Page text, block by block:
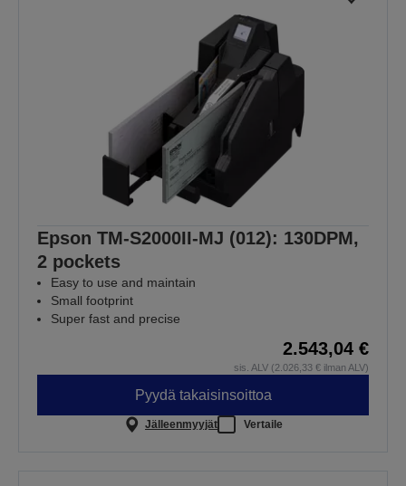
Epson TM-S2000II-MJ (012): 130DPM,
2 pockets
Easy to use and maintain
Small footprint
Super fast and precise
2.543,04 €
sis. ALV (2.026,33 € ilman ALV)
Pyydä takaisinsoittoa
Jälleenmyyjät Vertaile